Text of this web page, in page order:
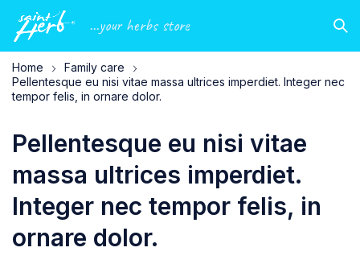
...your herbs store
Home
Family care
Pellentesque eu nisi vitae massa ultrices imperdiet. Integer nec
tempor felis, in ornare dolor.
Pellentesque eu nisi vitae
massa ultrices imperdiet.
Integer nec tempor felis, in
ornare dolor.